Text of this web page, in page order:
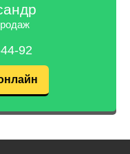
92